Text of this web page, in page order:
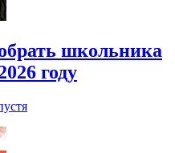
школьника
году